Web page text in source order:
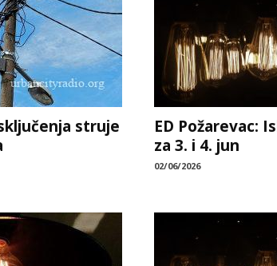
struje
ED Požarevac:
za 3. i 4. jun
02/06/2026